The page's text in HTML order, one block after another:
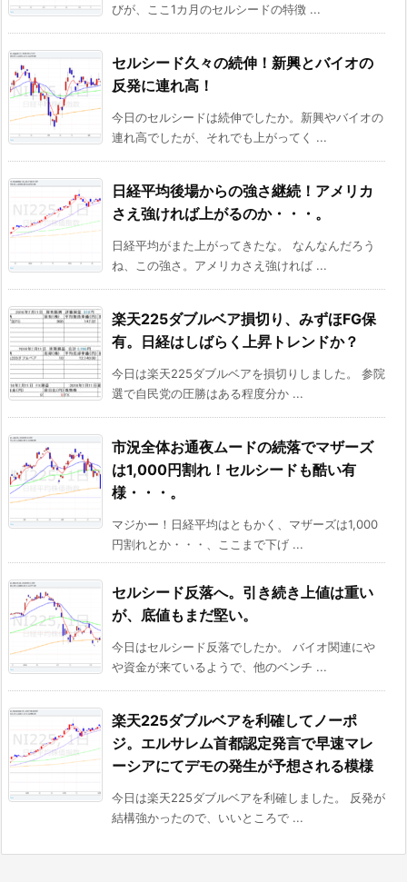
びが、ここ1カ月のセルシードの特徴 ...
セルシード久々の続伸！新興とバイオの
反発に連れ高！
今日のセルシードは続伸でしたか。新興やバイオの
連れ高でしたが、それでも上がってく ...
日経平均後場からの強さ継続！アメリカ
さえ強ければ上がるのか・・・。
日経平均がまた上がってきたな。 なんなんだろう
ね、この強さ。アメリカさえ強ければ ...
楽天225ダブルベア損切り、みずほFG保
有。日経はしばらく上昇トレンドか？
今日は楽天225ダブルベアを損切りしました。 参院
選で自民党の圧勝はある程度分か ...
市況全体お通夜ムードの続落でマザーズ
は1,000円割れ！セルシードも酷い有
様・・・。
マジかー！日経平均はともかく、マザーズは1,000
円割れとか・・・、ここまで下げ ...
セルシード反落へ。引き続き上値は重い
が、底値もまだ堅い。
今日はセルシード反落でしたか。 バイオ関連にや
や資金が来ているようで、他のベンチ ...
楽天225ダブルベアを利確してノーポ
ジ。エルサレム首都認定発言で早速マレ
ーシアにてデモの発生が予想される模様
今日は楽天225ダブルベアを利確しました。 反発が
結構強かったので、いいところで ...